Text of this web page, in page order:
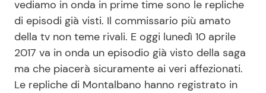
Seguici
vediamo in onda in prime time sono le repliche
di episodi già visti. Il commissario più amato
della tv non teme rivali. E oggi lunedì 10 aprile
2017 va in onda un episodio già visto della saga
ma che piacerà sicuramente ai veri affezionati.
Le repliche di Montalbano hanno registrato in